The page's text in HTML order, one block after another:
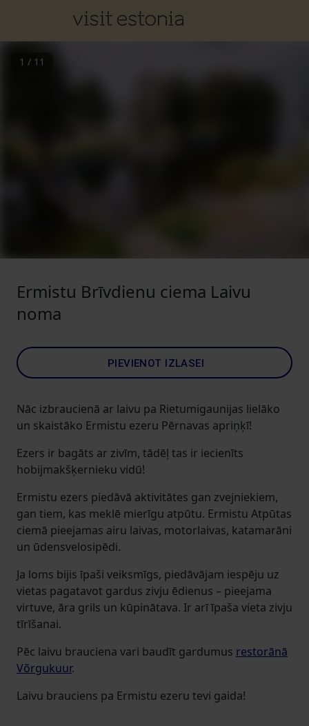
1 / 11
Ermistu Brīvdienu ciema Laivu
noma
PIEVIENOT IZLASEI
Nāc izbraucienā ar laivu pa Rietumigaunijas lielāko
un skaistāko Ermistu ezeru Pērnavas apriņķī!
Ezers ir bagāts ar zivīm, tādēļ tas ir iecienīts
hobijmakšķernieku vidū!
Ermistu ezers piedāvā aktivitātes gan zvejniekiem,
gan tiem, kas meklē mierīgu atpūtu. Ermistu Atpūtas
ciemā pieejamas airu laivas, motorlaivas, katamarāni
un ūdensvelosipēdi.
Ja loms bijis īpaši veiksmīgs, piedāvājam iespēju uz
vietas pagatavot gardus zivju ēdienus – pieejama
virtuve, āra grils un kūpinātava. Ir arī īpaša vieta zivju
tīrīšanai.
Pēc laivu brauciena vari baudīt gardumus restorānā
Võrgukuur.
Laivu brauciens pa Ermistu ezeru tevi gaida!